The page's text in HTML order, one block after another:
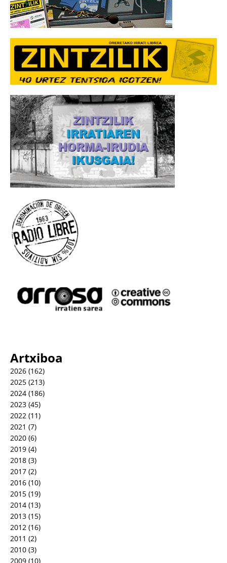
Artxiboa
2026 (162)
2025 (213)
2024 (186)
2023 (45)
2022 (11)
2021 (7)
2020 (6)
2019 (4)
2018 (3)
2017 (2)
2016 (10)
2015 (19)
2014 (13)
2013 (15)
2012 (16)
2011 (2)
2010 (3)
2009 (10)